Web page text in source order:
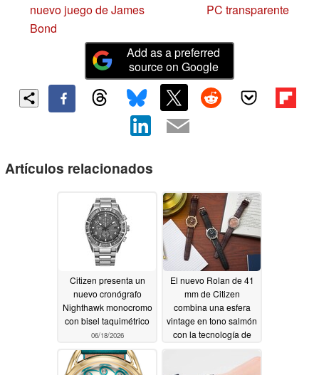
nuevo juego de James
Bond
PC transparente
Add as a preferred
source on Google
Artículos relacionados
Citizen presenta un
nuevo cronógrafo
Nighthawk monocromo
con bisel taquimétrico
06/18/2026
El nuevo Rolan de 41
mm de Citizen
combina una esfera
vintage en tono salmón
con la tecnología de